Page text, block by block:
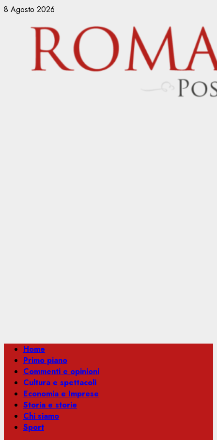
Vai
contenuto
8 Agosto 2026
Menu
principale
Home
Primo piano
Commenti e opinioni
Cultura e spettacoli
Economia e Imprese
Storia e storie
Chi siamo
Sport